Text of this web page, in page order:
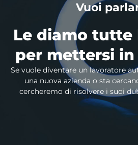
Vuoi
Le diamo tutte
per mettersi
Se vuole diventare un lavoratore
una nuova azienda o sta
cercheremo di risolvere i suoi